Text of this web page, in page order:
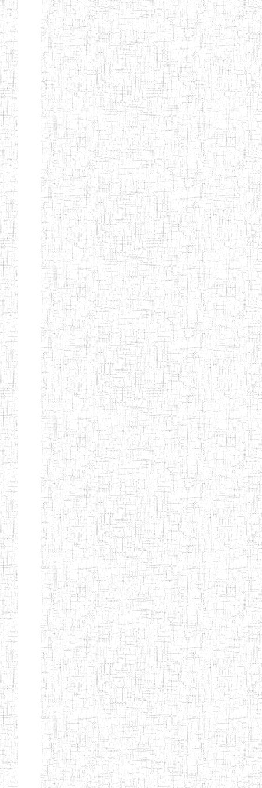
Afficher Page 2 sur 13 Total: 307
Début Préc. 1 2 3 4 5
6
Suivant
Fin
FIERTE
ENIEG TAGA 02/09/2014 ENIEG Privé
ENIET
SIANTOU
04/02/2014 ENIET Privé
ENIEG PRIVEE
GOLDEN
28/08/2009 ENIEG Privé
ENIEG
BILINGUE LE
GRAND
28/12/2007 ENIEG Privé
ENIEG
BILINGUE
VIVA
EDUCATION
15/04/2014 ENIEG Privé
ENIEG PRIVEE
MERE
THERESA
20/08/2015 ENIEG Privé
ENIEG COSBIE 28/08/2009 ENIEG Privé
ENIEG STAR 28/12/2007 ENIEG Privé
ENIEG MEVEC 02/07/2012 ENIEG Privé
Etablissements
d'enseignement
secondaire
technique
et
professionnel
ESTP